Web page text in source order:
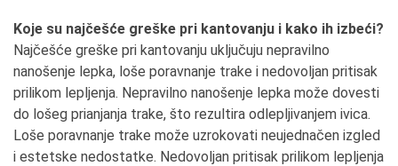
Koje su najčešće greške pri kantovanju i kako ih izbeći?
Najčešće greške pri kantovanju uključuju nepravilno
nanošenje lepka, loše poravnanje trake i nedovoljan pritisak
prilikom lepljenja. Nepravilno nanošenje lepka može dovesti
do lošeg prianjanja trake, što rezultira odlepljivanjem ivica.
Loše poravnanje trake može uzrokovati neujednačen izgled
i estetske nedostatke. Nedovoljan pritisak prilikom lepljenja